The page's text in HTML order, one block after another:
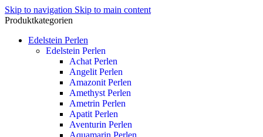
Skip to navigation Skip to main content
Produktkategorien
Edelstein Perlen
Edelstein Perlen
Achat Perlen
Angelit Perlen
Amazonit Perlen
Amethyst Perlen
Ametrin Perlen
Apatit Perlen
Aventurin Perlen
Aquamarin Perlen